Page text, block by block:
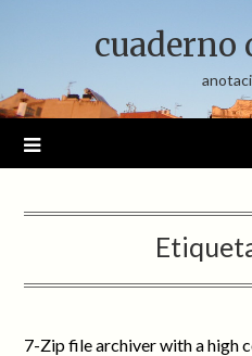
cuaderno
7-Zip file archiver with a high